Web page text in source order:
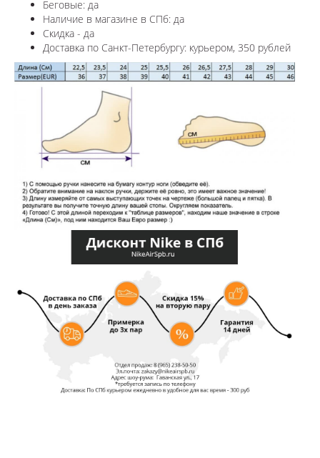
Беговые: да
Наличие в магазине в СПб: да
Скидка - да
Доставка по Санкт-Петербургу: курьером, 350 рублей